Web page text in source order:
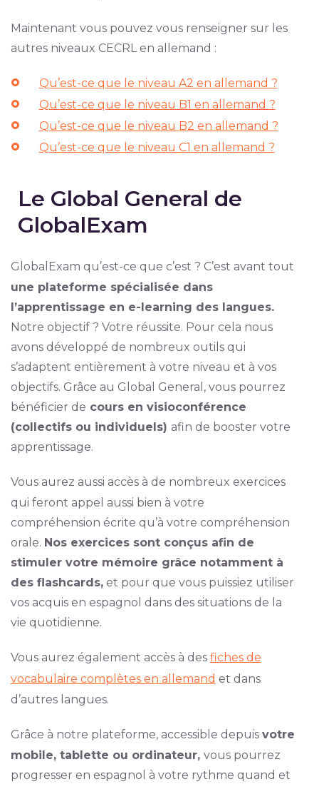
Maintenant vous pouvez vous renseigner sur les
autres niveaux CECRL en allemand :
Qu’est-ce que le niveau A2 en allemand ?
Qu’est-ce que le niveau B1 en allemand ?
Qu’est-ce que le niveau B2 en allemand ?
Qu’est-ce que le niveau C1 en allemand ?
Le Global General de
GlobalExam
GlobalExam qu’est-ce que c’est ? C’est avant tout
une plateforme spécialisée dans
l’apprentissage en e-learning des langues.
Notre objectif ? Votre réussite. Pour cela nous
avons développé de nombreux outils qui
s’adaptent entièrement à votre niveau et à vos
objectifs. Grâce au Global General, vous pourrez
bénéficier de cours en visioconférence
(collectifs ou individuels) afin de booster votre
apprentissage.
Vous aurez aussi accès à de nombreux exercices
qui feront appel aussi bien à votre
compréhension écrite qu’à votre compréhension
orale. Nos exercices sont conçus afin de
stimuler votre mémoire grâce notamment à
des flashcards,et pour que vous puissiez utiliser
vos acquis en espagnol dans des situations de la
vie quotidienne.
Vous aurez également accès à des fiches de
vocabulaire complètes en allemand et dans
d’autres langues.
Grâce à notre plateforme, accessible depuis votre
mobile, tablette ou ordinateur, vous pourrez
progresser en espagnol à votre rythme quand et